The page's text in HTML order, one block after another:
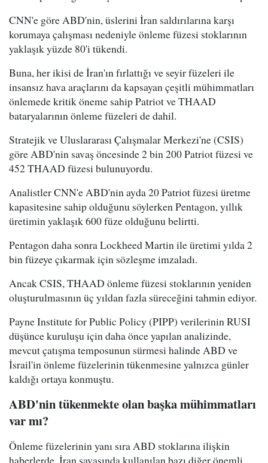
CNN'e göre ABD'nin, üslerini İran saldırılarına karşı
korumaya çalışması nedeniyle önleme füzesi stoklarının
yaklaşık yüzde 80'i tükendi.
Buna, her ikisi de İran'ın fırlattığı ve seyir füzeleri ile
insansız hava araçlarını da kapsayan çeşitli mühimmatları
önlemede kritik öneme sahip Patriot ve THAAD
bataryalarının önleme füzeleri de dahil.
Stratejik ve Uluslararası Çalışmalar Merkezi'ne (CSIS)
göre ABD'nin savaş öncesinde 2 bin 200 Patriot füzesi ve
452 THAAD füzesi bulunuyordu.
Analistler CNN'e ABD'nin ayda 20 Patriot füzesi üretme
kapasitesine sahip olduğunu söylerken Pentagon, yıllık
üretimin yaklaşık 600 füze olduğunu belirtti.
Pentagon daha sonra Lockheed Martin ile üretimi yılda 2
bin füzeye çıkarmak için sözleşme imzaladı.
Ancak CSIS, THAAD önleme füzesi stoklarının yeniden
oluşturulmasının üç yıldan fazla süreceğini tahmin ediyor.
Payne Institute for Public Policy (PIPP) verilerinin RUSI
düşünce kuruluşu için daha önce yapılan analizinde,
mevcut çatışma temposunun sürmesi halinde ABD ve
İsrail'in önleme füzelerinin tükenmesine yalnızca günler
kaldığı ortaya konmuştu.
ABD'nin tükenmekte olan başka mühimmatları
var mı?
Önleme füzelerinin yanı sıra ABD stoklarına ilişkin
haberlerde, İran savaşında kullanılan bazı diğer önemli